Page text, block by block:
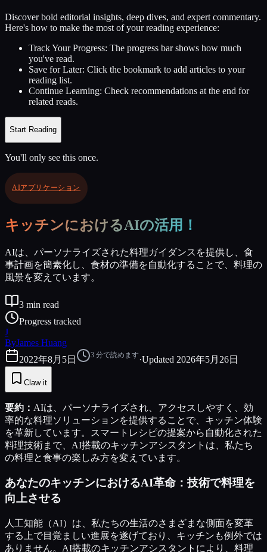
Discover bold editorial insights, deep dives, and expert commentary.
Here's how to make the most of your reading experience:
Track Your Progress: The progress bar shows how much
you've read.
Save for Later: Click the bookmark to add articles to your
reading list.
Continue Learning: Check recommendations at the end for
related reads.
Start Reading
You'll only see this once.
AIアプリケーション
キッチンにおけるAIの活用！
AIは、パーソナライズされた料理ガイダンスを提供し、食
事計画を簡素化し、食材の準備を自動化することで、料理の
風景を変えています。
3 min read
Progress tracked
J
ByJames Huang
2022年8月5日
3 分で読めます·Updated 2026年5月26日
Claw it
要約： AIは、パーソナライズされ、アクセスしやすく、効
率的な料理ソリューションを提供することで、キッチン体験
を革新しています。スマートレシピの提案から自動化された
料理技術まで、AI搭載のキッチンアシスタントは、私たち
の料理と食事の楽しみ方を変えています。
あなたのキッチンにおけるAI革命：技術で料理を
向上させる
人工知能（AI）は、私たちの生活のさまざまな側面を変革
する上で目覚ましい進展を遂げており、キッチンも例外では
ありません。AI搭載のキッチンアシスタントにより、料理